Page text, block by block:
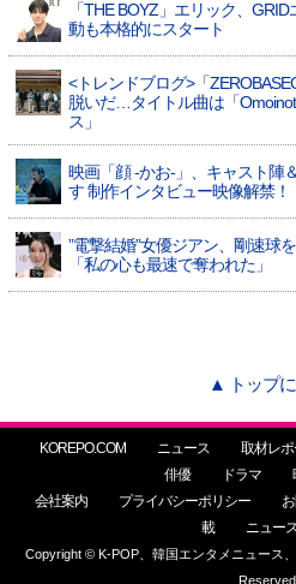
「THE BOYZ」エリック、
動も本格的にスタート
<トレンドブログ>「
脱いだ…タイトル曲は「
ス」
映画「顔 -かお-」、キャスト陣
す 制作インタビュー映像解禁！
”電撃結婚”女優ジアン、剛速球
「私の心も最速で奪われた」
▲ トップ
KOREPO.COM ニュース 取材レポ
俳優
ドラマ
会社案内
プライバシーポリシー
載
ニュー
Copyright © K-POP、韓国エンタメニュース
Reserved.